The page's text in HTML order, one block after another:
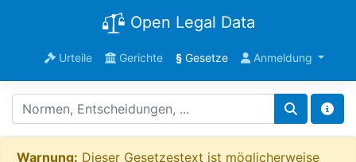
Open Legal Data
Urteile Gerichte §Gesetze Anmeldung
Warnung: Dieser Gesetzestext ist möglicherweise